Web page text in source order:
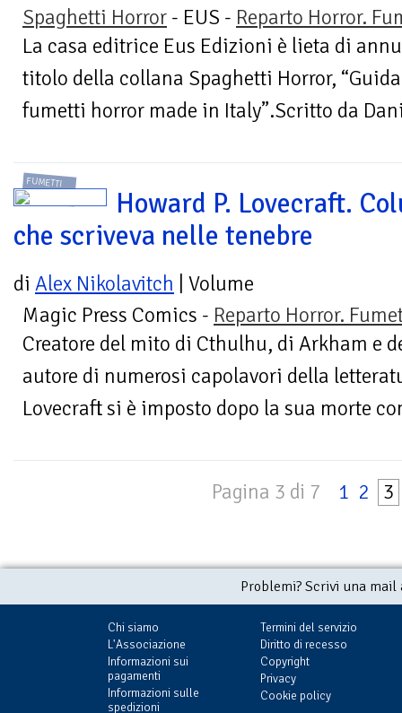
Spaghetti Horror - EUS - Reparto Horror.
La casa editrice Eus Edizioni è lieta di
titolo della collana Spaghetti Horror,
fumetti horror made in Italy”.Scritto da
FUMETTI
Howard P. Lovecraft.
che scriveva nelle tenebre
di Alex Nikolavitch | Volume
Magic Press Comics - Reparto Horror.
Creatore del mito di Cthulhu, di Arkham e
autore di numerosi capolavori della
Lovecraft si è imposto dopo la sua morte
Pagina 3 di 7 1 2 3
Problemi? Scrivi una
Chi siamo
L'Associazione
Informazioni sui
pagamenti
Informazioni sulle
spedizioni
Termini del servizio
Diritto di recesso
Copyright
Privacy
Cookie policy